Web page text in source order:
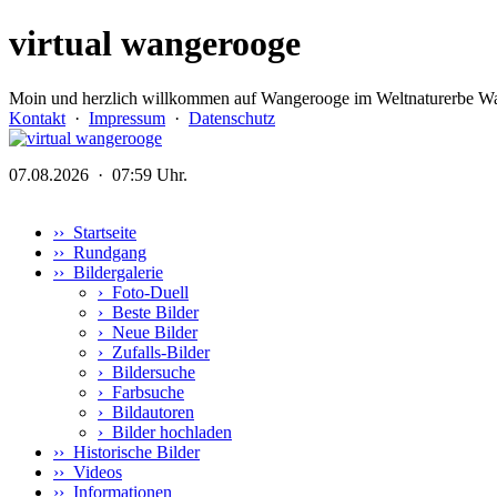
virtual wangerooge
Moin und herzlich willkommen auf Wangerooge im Weltnaturerbe
Kontakt · Impressum · Datenschutz
07.08.2026 · 07:59 Uhr.
›› Startseite
›› Rundgang
›› Bildergalerie
› Foto-Duell
› Beste Bilder
› Neue Bilder
› Zufalls-Bilder
› Bildersuche
› Farbsuche
› Bildautoren
› Bilder hochladen
›› Historische Bilder
›› Videos
›› Informationen